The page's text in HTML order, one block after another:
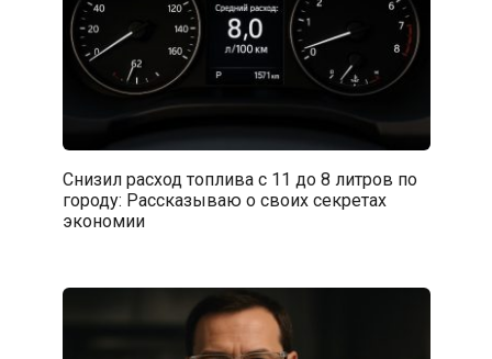
Снизил расход топлива с 11 до 8 литров по
городу: Рассказываю о своих секретах
экономии